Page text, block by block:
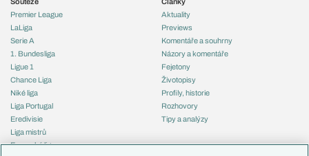
Premier League
LaLiga
Serie A
1. Bundesliga
Ligue 1
Chance Liga
Niké liga
Liga Portugal
Eredivisie
Liga mistrů
Evropská liga
Aktuality
Previews
Komentáře a souhrny
Názory a komentáře
Fejetony
Životopisy
Profily, historie
Rozhovory
Tipy a analýzy